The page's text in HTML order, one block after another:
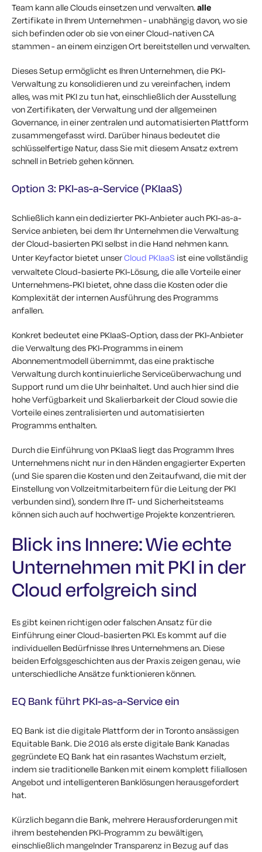
Team kann alle Clouds einsetzen und verwalten.alle
Zertifikate in Ihrem Unternehmen - unabhängig davon, wo sie
sich befinden oder ob sie von einer Cloud-nativen CA
stammen - an einem einzigen Ort bereitstellen und verwalten.
Dieses Setup ermöglicht es Ihren Unternehmen, die PKI-
Verwaltung zu konsolidieren und zu vereinfachen, indem
alles, was mit PKI zu tun hat, einschließlich der Ausstellung
von Zertifikaten, der Verwaltung und der allgemeinen
Governance, in einer zentralen und automatisierten Plattform
zusammengefasst wird. Darüber hinaus bedeutet die
schlüsselfertige Natur, dass Sie mit diesem Ansatz extrem
schnell in Betrieb gehen können.
Option 3: PKI-as-a-Service (PKIaaS)
Schließlich kann ein dedizierter PKI-Anbieter auch PKI-as-a-
Service anbieten, bei dem Ihr Unternehmen die Verwaltung
der Cloud-basierten PKI selbst in die Hand nehmen kann.
Unter Keyfactor bietet unserCloud PKIaaS ist eine vollständig
verwaltete Cloud-basierte PKI-Lösung, die alle Vorteile einer
Unternehmens-PKI bietet, ohne dass die Kosten oder die
Komplexität der internen Ausführung des Programms
anfallen.
Konkret bedeutet eine PKIaaS-Option, dass der PKI-Anbieter
die Verwaltung des PKI-Programms in einem
Abonnementmodell übernimmt, das eine praktische
Verwaltung durch kontinuierliche Serviceüberwachung und
Support rund um die Uhr beinhaltet. Und auch hier sind die
hohe Verfügbarkeit und Skalierbarkeit der Cloud sowie die
Vorteile eines zentralisierten und automatisierten
Programms enthalten.
Durch die Einführung von PKIaaS liegt das Programm Ihres
Unternehmens nicht nur in den Händen engagierter Experten
(und Sie sparen die Kosten und den Zeitaufwand, die mit der
Einstellung von Vollzeitmitarbeitern für die Leitung der PKI
verbunden sind), sondern Ihre IT- und Sicherheitsteams
können sich auch auf hochwertige Projekte konzentrieren.
Blick ins Innere: Wie echte
Unternehmen mit PKI in der
Cloud erfolgreich sind
Es gibt keinen richtigen oder falschen Ansatz für die
Einführung einer Cloud-basierten PKI. Es kommt auf die
individuellen Bedürfnisse Ihres Unternehmens an. Diese
beiden Erfolgsgeschichten aus der Praxis zeigen genau, wie
unterschiedliche Ansätze funktionieren können.
EQ Bank führt PKI-as-a-Service ein
EQ Bank ist die digitale Plattform der in Toronto ansässigen
Equitable Bank. Die 2016 als erste digitale Bank Kanadas
gegründete EQ Bank hat ein rasantes Wachstum erzielt,
indem sie traditionelle Banken mit einem komplett filiallosen
Angebot und intelligenteren Banklösungen herausgefordert
hat.
Kürzlich begann die Bank, mehrere Herausforderungen mit
ihrem bestehenden PKI-Programm zu bewältigen,
einschließlich mangelnder Transparenz in Bezug auf das